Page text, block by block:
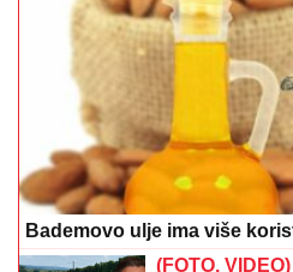
Bademovo ulje ima više
(FOTO, VIDEO)